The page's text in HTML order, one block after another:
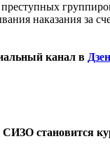
наказания за
канал в
становится